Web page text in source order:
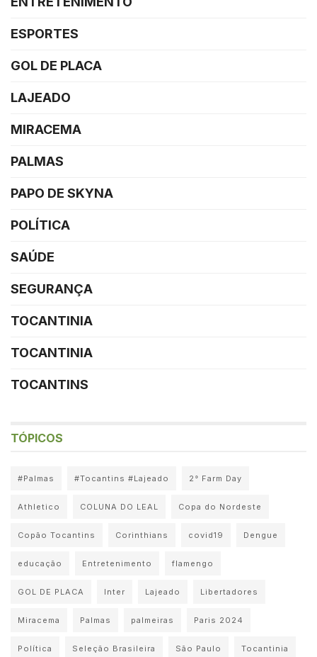
ESPORTES
GOL DE PLACA
LAJEADO
MIRACEMA
PALMAS
PAPO DE SKYNA
POLÍTICA
SAÚDE
SEGURANÇA
TOCANTINIA
TOCANTINIA
TOCANTINS
TÓPICOS
#Palmas #Tocantins #Lajeado 2° Farm Day
Athletico COLUNA DO LEAL Copa do Nordeste
Copão Tocantins Corinthians covid19 Dengue
educação Entretenimento flamengo
GOL DE PLACA Inter Lajeado Libertadores
Miracema Palmas palmeiras Paris 2024
Política Seleção Brasileira São Paulo Tocantinia